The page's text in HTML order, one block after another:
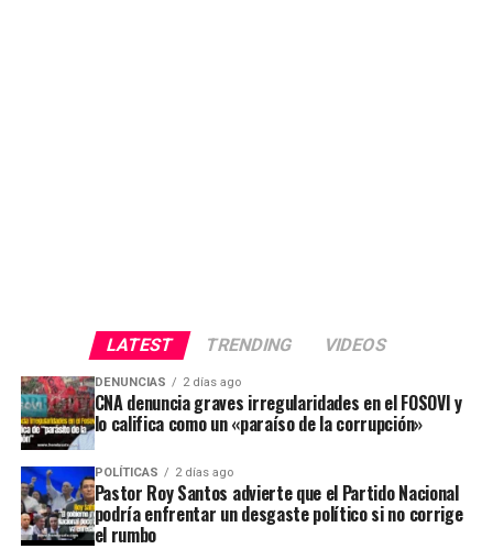
LATEST TRENDING VIDEOS
DENUNCIAS 2 días ago
CNA denuncia graves irregularidades en el FOSOVI y
lo califica como un «paraíso de la corrupción»
POLÍTICAS 2 días ago
Pastor Roy Santos advierte que el Partido Nacional
podría enfrentar un desgaste político si no corrige
el rumbo